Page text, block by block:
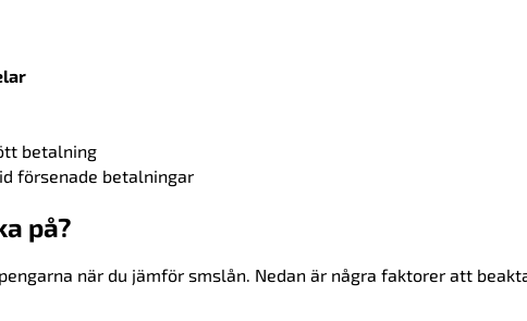
betalning
försenade betalningar
på?
när du jämför smslån. Nedan är några faktorer att